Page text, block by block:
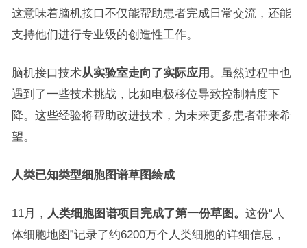
这意味着脑机接口不仅能帮助患者完成日常交流，还能
支持他们进行专业级的创造性工作。
脑机接口技术从实验室走向了实际应用 。虽然过程中也
遇到了一些技术挑战，比如电极移位导致控制精度下
降。这些经验将帮助改进技术，为未来更多患者带来希
望。
人类已知类型细胞图谱草图绘成
11月， 人类细胞图谱项目完成了第一份草图。 这份“人
体细胞地图”记录了约6200万个人类细胞的详细信息，